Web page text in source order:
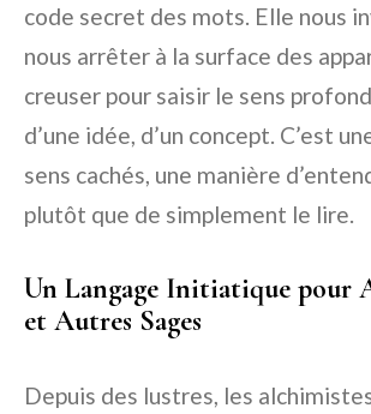
code secret des mots. Elle nous
nous arrêter à la surface des
creuser pour saisir le sens profond
d’une idée, d’un concept. C’est
sens cachés, une manière
plutôt que de simplement le lire.
Un Langage Initiatique pour
et Autres Sages
Depuis des lustres, les